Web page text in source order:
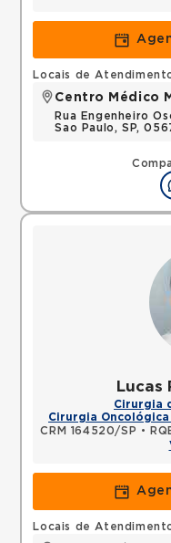
Locais de
Centro Médico
Rua Engenheiro
Sao Paulo, SP,
Lucas
Cirurgia
Cirurgia Oncológica
CRM 164520/SP •
Locais de